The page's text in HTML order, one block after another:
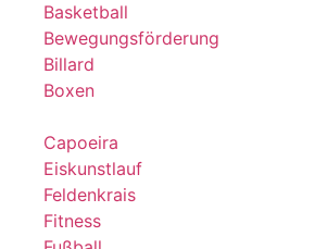
Basketball
Bewegungsförderung
Billard
Boxen
Capoeira
Eiskunstlauf
Feldenkrais
Fitness